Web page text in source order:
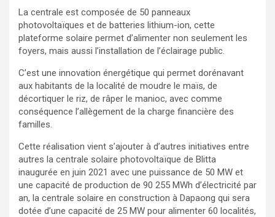
La centrale est composée de 50 panneaux
photovoltaïques et de batteries lithium-ion, cette
plateforme solaire permet d’alimenter non seulement les
foyers, mais aussi l’installation de l’éclairage public.
C’est une innovation énergétique qui permet dorénavant
aux habitants de la localité de moudre le maïs, de
décortiquer le riz, de râper le manioc, avec comme
conséquence l’allègement de la charge financière des
familles.
Cette réalisation vient s’ajouter à d’autres initiatives entre
autres la centrale solaire photovoltaïque de Blitta
inaugurée en juin 2021 avec une puissance de 50 MW et
une capacité de production de 90 255 MWh d’électricité par
an, la centrale solaire en construction à Dapaong qui sera
dotée d’une capacité de 25 MW pour alimenter 60 localités,